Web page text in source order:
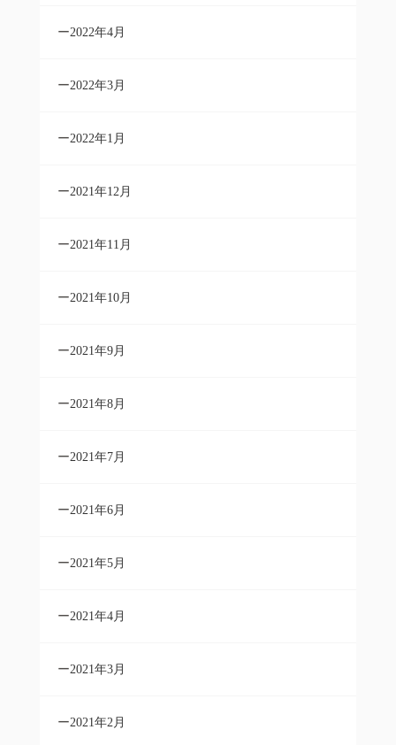
2022年4月
2022年3月
2022年1月
2021年12月
2021年11月
2021年10月
2021年9月
2021年8月
2021年7月
2021年6月
2021年5月
2021年4月
2021年3月
2021年2月